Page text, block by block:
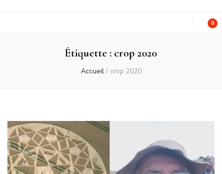
0
Étiquette : crop 2020
Accueil / crop 2020